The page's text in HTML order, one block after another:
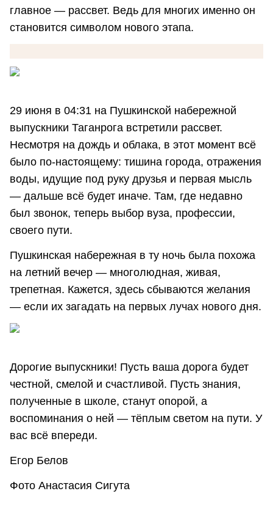
главное — рассвет. Ведь для многих именно он
становится символом нового этапа.
29 июня в 04:31 на Пушкинской набережной
выпускники Таганрога встретили рассвет.
Несмотря на дождь и облака, в этот момент всё
было по-настоящему: тишина города, отражения
воды, идущие под руку друзья и первая мысль
— дальше всё будет иначе. Там, где недавно
был звонок, теперь выбор вуза, профессии,
своего пути.
Пушкинская набережная в ту ночь была похожа
на летний вечер — многолюдная, живая,
трепетная. Кажется, здесь сбываются желания
— если их загадать на первых лучах нового дня.
Дорогие выпускники! Пусть ваша дорога будет
честной, смелой и счастливой. Пусть знания,
полученные в школе, станут опорой, а
воспоминания о ней — тёплым светом на пути. У
вас всё впереди.
Егор Белов
Фото Анастасия Сигута